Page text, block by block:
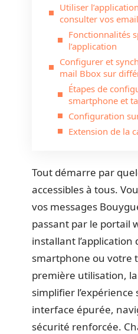
Utiliser
consulter vos
Fonctionnalités
l’application
Configurer et
mail Bbox sur
Étapes de
smartphone et
Configuration
Extension de la
Tout démarre par
accessibles à tous.
vos messages
passant par le portail
installant l’application
smartphone ou votre
première utilisation,
simplifier
interface épurée,
sécurité renforcée.